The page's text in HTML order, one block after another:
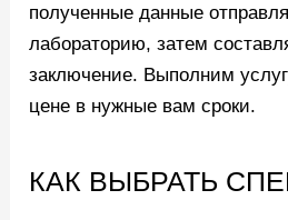
полученные данные
лабораторию, затем
заключение. Выполним
цене в нужные вам сроки.
КАК ВЫБРАТЬ